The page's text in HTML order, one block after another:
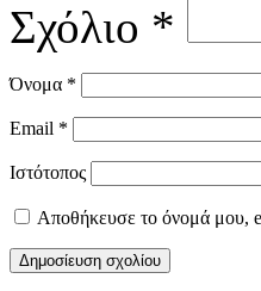
Σχόλιο *
Όνομα *
Email *
Ιστότοπος
Αποθήκευσε το όνομά μου,